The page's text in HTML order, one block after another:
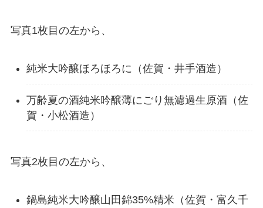
写真1枚目の左から、
純米大吟醸ほろほろに（佐賀・井手酒造）
万齢夏の酒純米吟醸薄にごり無濾過生原酒（佐
賀・小松酒造）
写真2枚目の左から、
鍋島純米大吟醸山田錦35%精米（佐賀・富久千